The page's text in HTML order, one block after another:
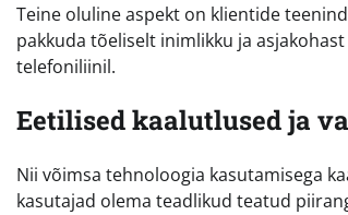
Teine oluline aspekt on klientide
pakkuda tõeliselt inimlikku ja
telefoniliinil.
Eetilised kaalutlused ja
Nii võimsa tehnoloogia kasutamisega
kasutajad olema teadlikud teatud